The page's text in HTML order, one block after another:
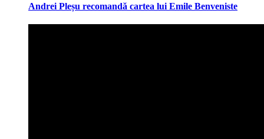
Andrei Pleșu recomandă cartea lui Emile Benveniste